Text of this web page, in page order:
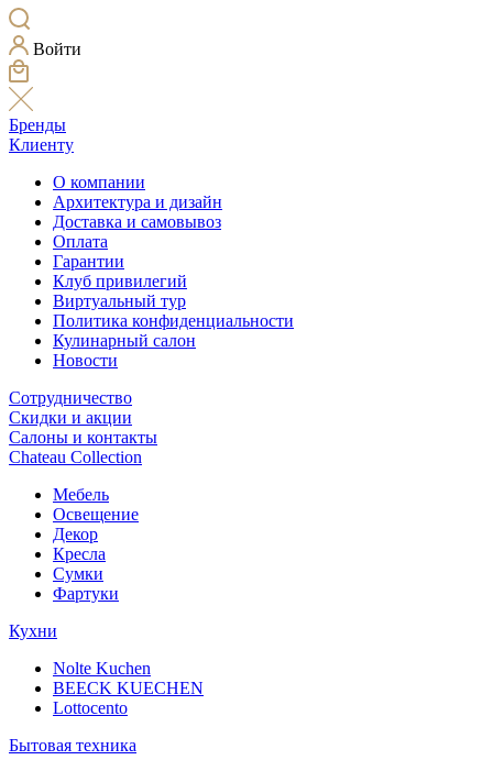
Войти
Бренды
Клиенту
О компании
Архитектура и дизайн
Доставка и самовывоз
Оплата
Гарантии
Клуб привилегий
Виртуальный тур
Политика конфиденциальности
Кулинарный салон
Новости
Сотрудничество
Скидки и акции
Салоны и контакты
Chateau Collection
Мебель
Освещение
Декор
Кресла
Сумки
Фартуки
Кухни
Nolte Kuchen
BEECK KUECHEN
Lottocento
Бытовая техника